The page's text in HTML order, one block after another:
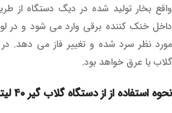
واقع بخار تولید شده در دیگ دستگاه از
داخل خنک کننده برقی وارد می شود و در
مورد نظر سرد شده و تغییر فاز می دهد.
گلاب یا عرق خواهد بود.
نحوه استفاده از از دستگاه گلاب گیر 40 لیتری برقی